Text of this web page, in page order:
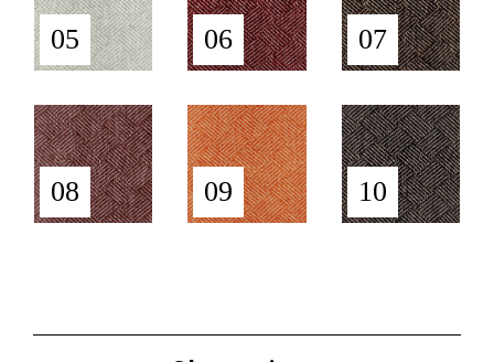
05 06 07
08 09 10